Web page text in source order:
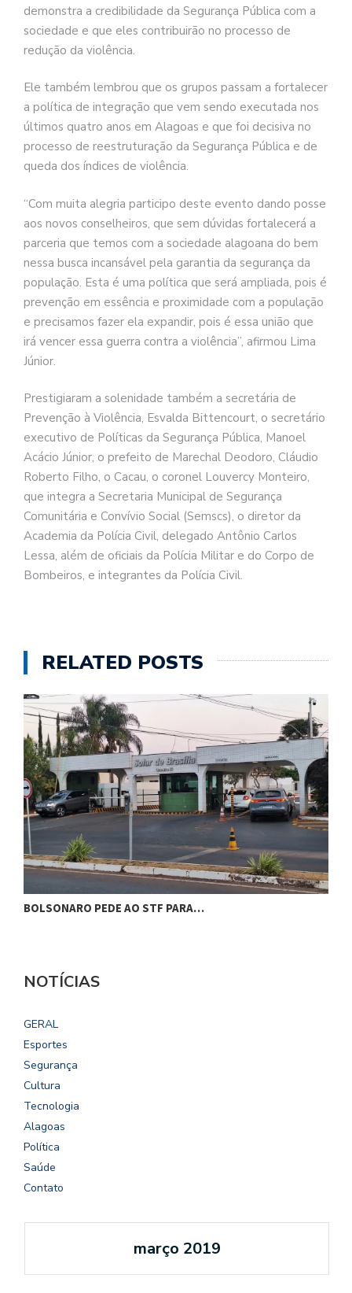
demonstra a credibilidade da Segurança Pública com a
sociedade e que eles contribuirão no processo de
redução da violência.
Ele também lembrou que os grupos passam a fortalecer
a política de integração que vem sendo executada nos
últimos quatro anos em Alagoas e que foi decisiva no
processo de reestruturação da Segurança Pública e de
queda dos índices de violência.
“Com muita alegria participo deste evento dando posse
aos novos conselheiros, que sem dúvidas fortalecerá a
parceria que temos com a sociedade alagoana do bem
nessa busca incansável pela garantia da segurança da
população. Esta é uma política que será ampliada, pois é
prevenção em essência e proximidade com a população
e precisamos fazer ela expandir, pois é essa união que
irá vencer essa guerra contra a violência”, afirmou Lima
Júnior.
Prestigiaram a solenidade também a secretária de
Prevenção à Violência, Esvalda Bittencourt, o secretário
executivo de Políticas da Segurança Pública, Manoel
Acácio Júnior, o prefeito de Marechal Deodoro, Cláudio
Roberto Filho, o Cacau, o coronel Louvercy Monteiro,
que integra a Secretaria Municipal de Segurança
Comunitária e Convívio Social (Semscs), o diretor da
Academia da Polícia Civil, delegado Antônio Carlos
Lessa, além de oficiais da Polícia Militar e do Corpo de
Bombeiros, e integrantes da Polícia Civil.
RELATED POSTS
BOLSONARO PEDE AO STF PARA…
NOTÍCIAS
GERAL
Esportes
Segurança
Cultura
Tecnologia
Alagoas
Política
Saúde
Contato
março 2019